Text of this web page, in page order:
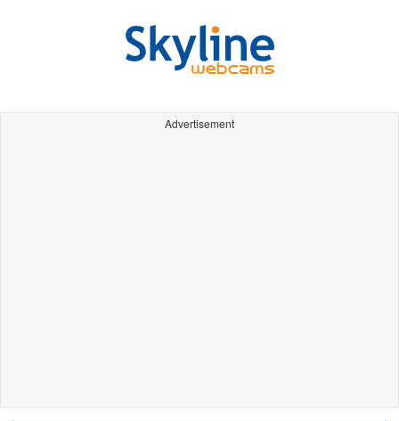
Advertisement